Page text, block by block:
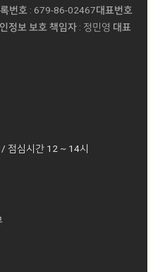
번호 : 679-86-02467ㅤ대표번호
정보 보호 책임자 : 정민영 ㅤ 대표
점심시간 12 ~ 14시